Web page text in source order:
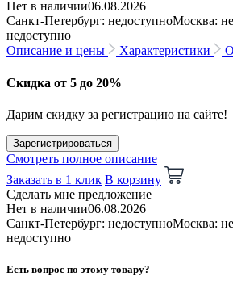
Нет в наличии06.08.2026
Санкт-Петербург: недоступноМосква:
недоступно
Описание и цены
Характеристики
Скидка от 5 до 20%
Дарим скидку за регистрацию на сайте!
Зарегистрироваться
Смотреть полное описание
Заказать в 1 клик В корзину
Сделать мне предложение
Нет в наличии06.08.2026
Санкт-Петербург: недоступноМосква:
недоступно
Есть вопрос по этому товару?